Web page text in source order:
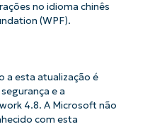
no idioma chinês
(WPF).
a esta atualização é
e a
4.8. A Microsoft não
com esta